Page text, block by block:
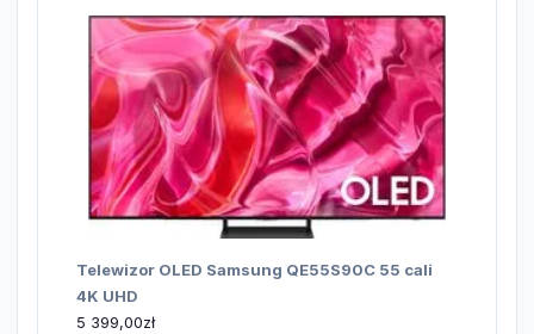
Telewizor OLED Samsung QE55S90C 55 cali
4K UHD
5 399,00zł